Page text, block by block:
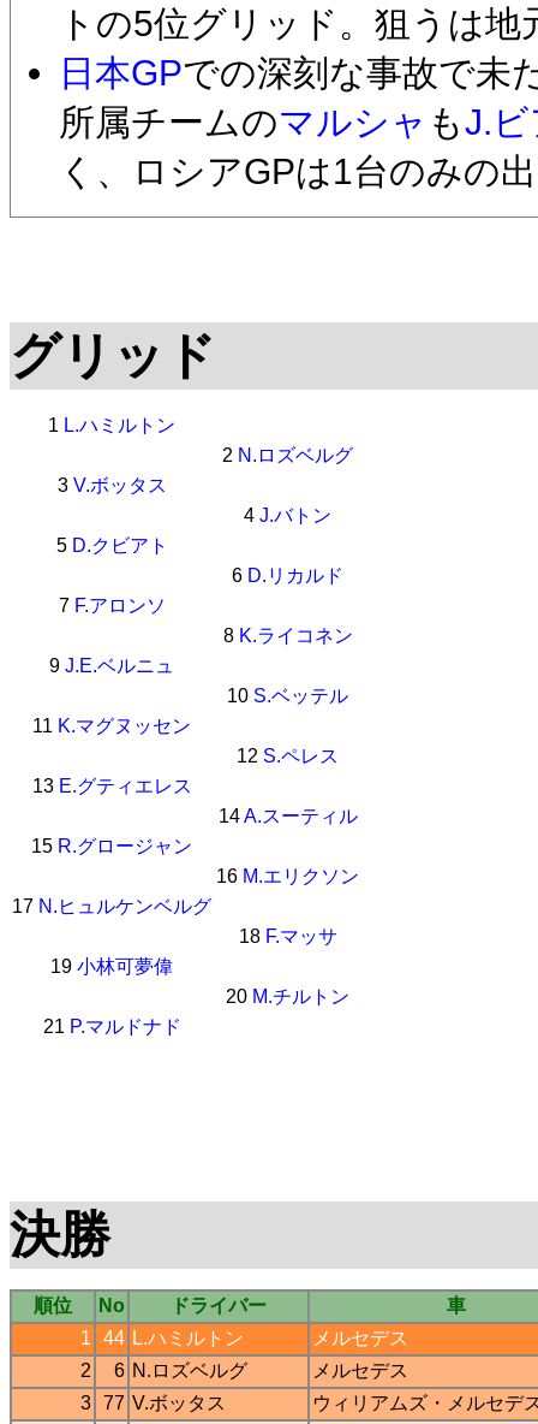
トの5位グリッド。狙うは地
日本GPでの深刻な事故で未
所属チームのマルシャ もJ.
く、ロシアGPは1台のみの
グリッド
1 L.ハミルトン
2 N.ロズベルグ
3 V.ボッタス
4 J.バトン
5 D.クビアト
6 D.リカルド
7 F.アロンソ
8 K.ライコネン
9 J.E.ベルニュ
10 S.ベッテル
11 K.マグヌッセン
12 S.ペレス
13 E.グティエレス
14A.スーティル
15 R.グロージャン
16 M.エリクソン
17 N.ヒュルケンベルグ
18 F.マッサ
19 小林可夢偉
20 M.チルトン
21 P.マルドナド
決勝
順位 No ドライバー
車
1
44 L.ハミルトン
メルセデス
2
6 N.ロズベルグ
メルセデス
3 77 V.ボッタス ウィリアムズ ・ メルセデ